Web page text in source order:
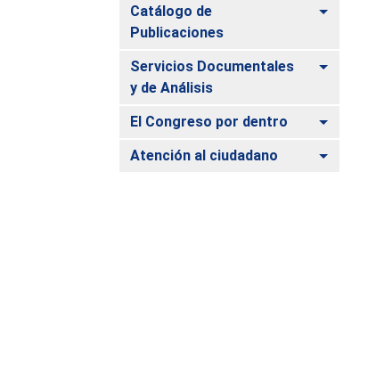
Catálogo de
Publicaciones
Alternar
Servicios Documentales
y de Análisis
Alternar
El Congreso por dentro Alternar
Atención al ciudadano Alternar